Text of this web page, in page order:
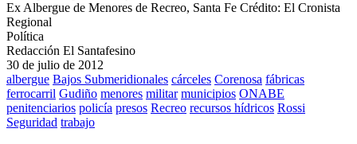
Ex Albergue de Menores de Recreo, Santa Fe Crédito: El Cronista
Regional
Política
Redacción El Santafesino
30 de julio de 2012
albergue Bajos Submeridionales cárceles Corenosa fábricas
ferrocarril Gudiño menores militar municipios ONABE
penitenciarios policía presos Recreo recursos hídricos Rossi
Seguridad trabajo